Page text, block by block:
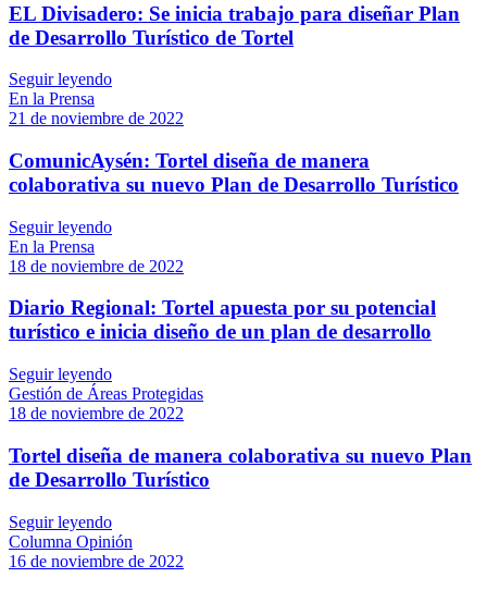
EL Divisadero: Se inicia trabajo para diseñar Plan
de Desarrollo Turístico de Tortel
Seguir leyendo
En la Prensa
21 de noviembre de 2022
ComunicAysén: Tortel diseña de manera
colaborativa su nuevo Plan de Desarrollo Turístico
Seguir leyendo
En la Prensa
18 de noviembre de 2022
Diario Regional: Tortel apuesta por su potencial
turístico e inicia diseño de un plan de desarrollo
Seguir leyendo
Gestión de Áreas Protegidas
18 de noviembre de 2022
Tortel diseña de manera colaborativa su nuevo Plan
de Desarrollo Turístico
Seguir leyendo
Columna Opinión
16 de noviembre de 2022